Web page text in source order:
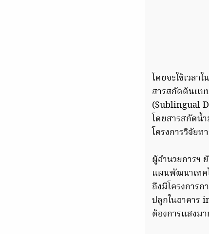
โดยจะใช้เวล
สารสกัดต้นแ
(Sublingual
โดยสารสกัดน้
โครงการวิจัย
ผู้อำนวยการฯ
แผนพัฒนาเทค
ถึงมีโครงการ
ปลูกในอาคาร
ต้องการแสงม